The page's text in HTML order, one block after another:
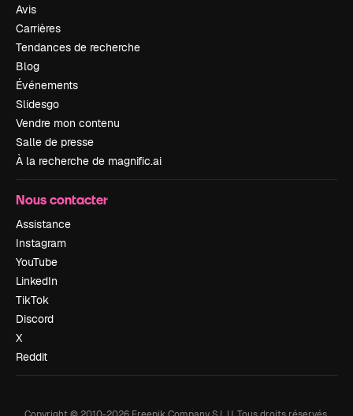
Avis
Carrières
Tendances de recherche
Blog
Événements
Slidesgo
Vendre mon contenu
Salle de presse
À la recherche de magnific.ai
Nous contacter
Assistance
Instagram
YouTube
LinkedIn
TikTok
Discord
X
Reddit